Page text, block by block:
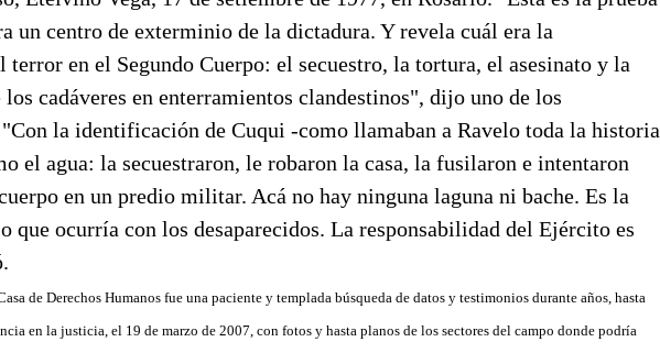
un centro de exterminio de la dictadura. Y revela cuál era la
terror en el Segundo Cuerpo: el secuestro, la tortura, el asesinato y la
los cadáveres en enterramientos clandestinos", dijo uno de los
la identificación de Cuqui -como llamaban a Ravelo toda la historia
el agua: la secuestraron, le robaron la casa, la fusilaron e intentaron
en un predio militar. Acá no hay ninguna laguna ni bache. Es la
que ocurría con los desaparecidos. La responsabilidad del Ejército es
de Derechos Humanos fue una paciente y templada búsqueda de datos y testimonios durante años, hasta
en la justicia, el 19 de marzo de 2007, con fotos y hasta planos de los sectores del campo donde podría